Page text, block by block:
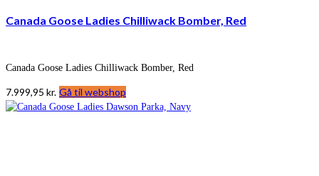
Canada Goose Ladies Chilliwack Bomber, Red
Canada Goose Ladies Chilliwack Bomber, Red
7.999,95 kr. Gå til webshop